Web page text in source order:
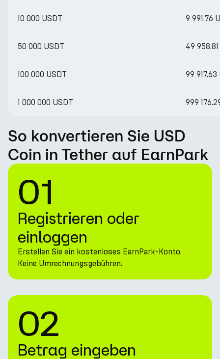
10 000 USDT 9 991.76
50 000 USDT 49
100 000 USDT 99 917.63
1 000 000 USDT 999
So konvertieren Sie USD
Coin in Tether auf EarnPark
01
Registrieren oder
einloggen
Erstellen Sie ein kostenloses EarnPark-Konto.
Keine Umrechnungsgebühren.
02
Betrag eingeben